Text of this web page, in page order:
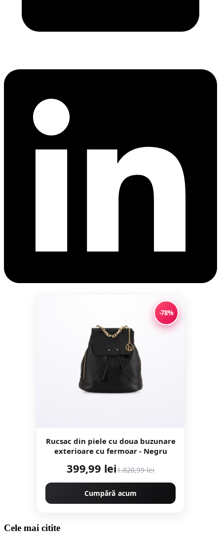
-78%
Rucsac din piele cu doua buzunare
exterioare cu fermoar - Negru
399,99 lei1.820,99 lei
Cumpără acum
Cele mai citite